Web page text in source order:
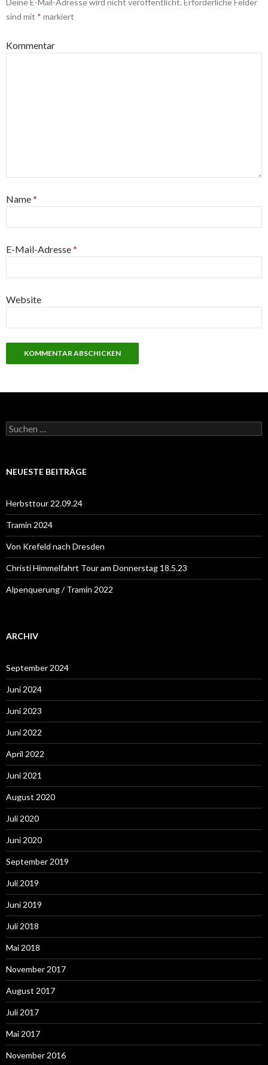
Deine E-Mail-Adresse wird nicht veröffentlicht. Erforderliche Felder
sind mit * markiert
Kommentar
Name*
E-Mail-Adresse*
Website
S
u
e
a
c
h
:
NEUESTE BEITRÄGE
Herbsttour 22.09.24
Tramin 2024
Von Krefeld nach Dresden
Christi Himmelfahrt Tour am Donnerstag 18.5.23
Alpenquerung / Tramin 2022
ARCHIV
September 2024
Juni 2024
Juni 2023
Juni 2022
April 2022
Juni 2021
August 2020
Juli 2020
Juni 2020
September 2019
Juli 2019
Juni 2019
Juli 2018
Mai 2018
November 2017
August 2017
Juli 2017
Mai 2017
November 2016